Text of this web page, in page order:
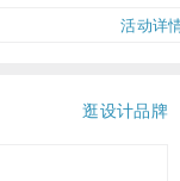
活动详
逛设计品牌